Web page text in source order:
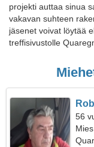
projekti auttaa sinua
vakavan suhteen
jäsenet voivat löytää
treffisivustolle
56